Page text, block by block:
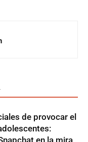
de provocar el
en la mira